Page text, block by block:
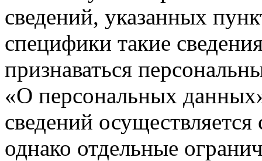
сведений, указанных
специфики такие
признаваться
«О персональных
сведений
однако отдельные